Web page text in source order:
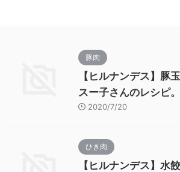
豚肉
【ヒルナンデス】豚
スー子さんのレシピ。
2020/7/20
ひき肉
【ヒルナンデス】水